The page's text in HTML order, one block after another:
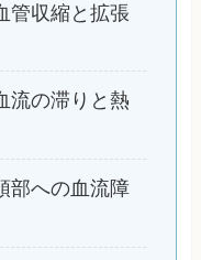
管収縮と拡張
流の滞りと熱
部への血流障